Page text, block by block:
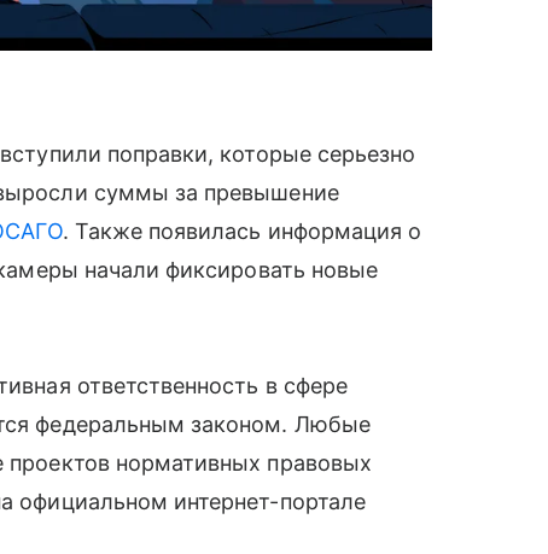
поправки, которые серьезно
суммы за превышение
. Также появилась информация о
начали фиксировать новые
ответственность в сфере
федеральным законом. Любые
нормативных правовых
официальном интернет-портале